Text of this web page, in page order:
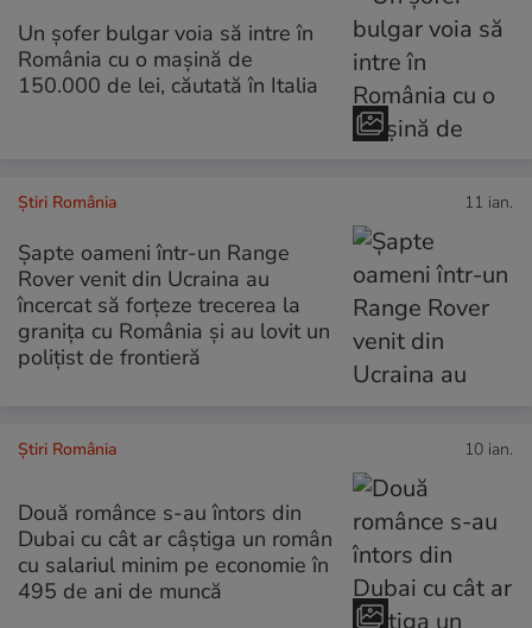
Un șofer bulgar voia să intre în
România cu o mașină de
150.000 de lei, căutată în Italia
Știri România 11 ian.
Șapte oameni într-un Range
Rover venit din Ucraina au
încercat să forțeze trecerea la
granița cu România și au lovit un
polițist de frontieră
Știri România 10 ian.
Două românce s-au întors din
Dubai cu cât ar câștiga un român
cu salariul minim pe economie în
495 de ani de muncă